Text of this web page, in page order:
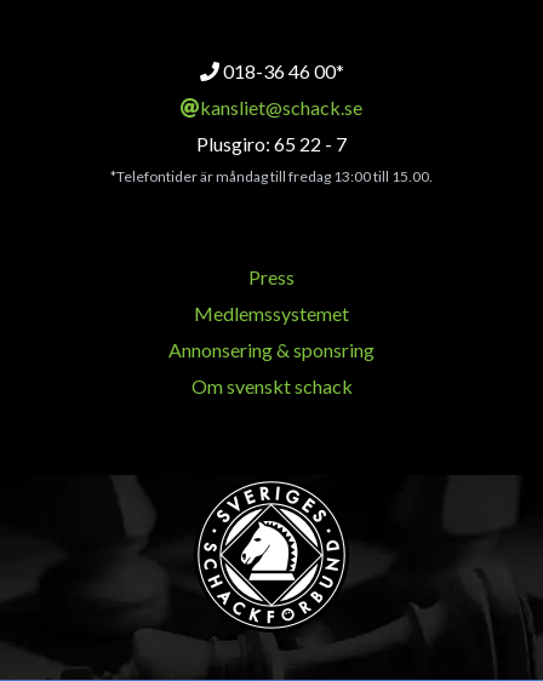
018-36 46 00*
kansliet@schack.se
Plusgiro: 65 22 - 7
*Telefontider är måndag till fredag 13:00 till 15.00.
Press
Medlemssystemet
Annonsering & sponsring
Om svenskt schack